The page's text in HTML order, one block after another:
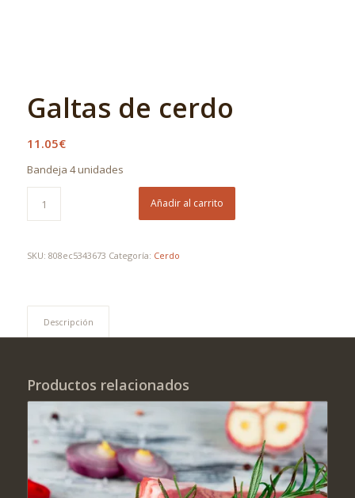
Galtas de cerdo
11.05€
Bandeja 4 unidades
Añadir al carrito
SKU: 808ec5343673 Categoría: Cerdo
Descripción
Productos relacionados